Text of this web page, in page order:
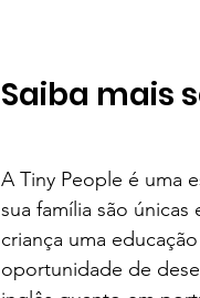
Saiba mais
A Tiny People é uma
sua família são
criança uma
oportunidade de